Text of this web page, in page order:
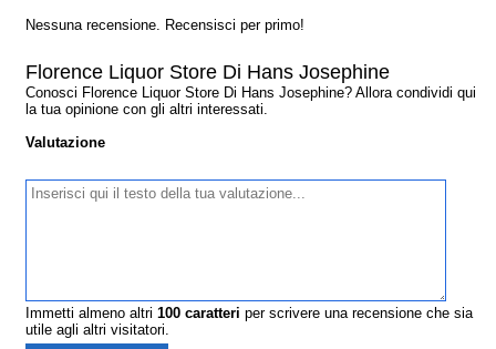
Nessuna recensione. Recensisci per primo!
Florence Liquor Store Di Hans Josephine
Conosci Florence Liquor Store Di Hans Josephine? Allora condividi qui
la tua opinione con gli altri interessati.
Valutazione
Immetti almeno altri100 caratteri per scrivere una recensione che sia
utile agli altri visitatori.